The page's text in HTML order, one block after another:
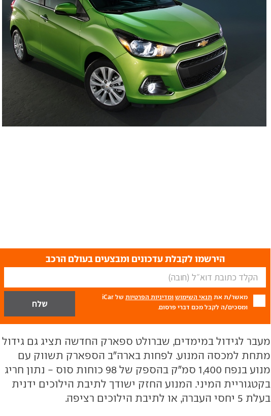
הירשמו לקבלת עדכונים ומבצעים בעולם הרכב
מאשר/ת את תנאי השימוש ומדיניות הפרטיות
של iCar
ומסכים/ה לקבל מכם דברי פרסום.
מעבר לגידול במימדים, שברולט ספארק החדשה תציג גם גידול
מתחת למכסה המנוע. לפחות בארה"ב הספארק תשווק עם
מנוע בנפח 1,400 סמ"ק בהספק של 98 כוחות סוס - נתון חריג
בקטגוריית המיני. המנוע החזק ישודך לתיבת הילוכים ידנית
בעלת 5 יחסי העברה, או לתיבת הילוכים רציפה.